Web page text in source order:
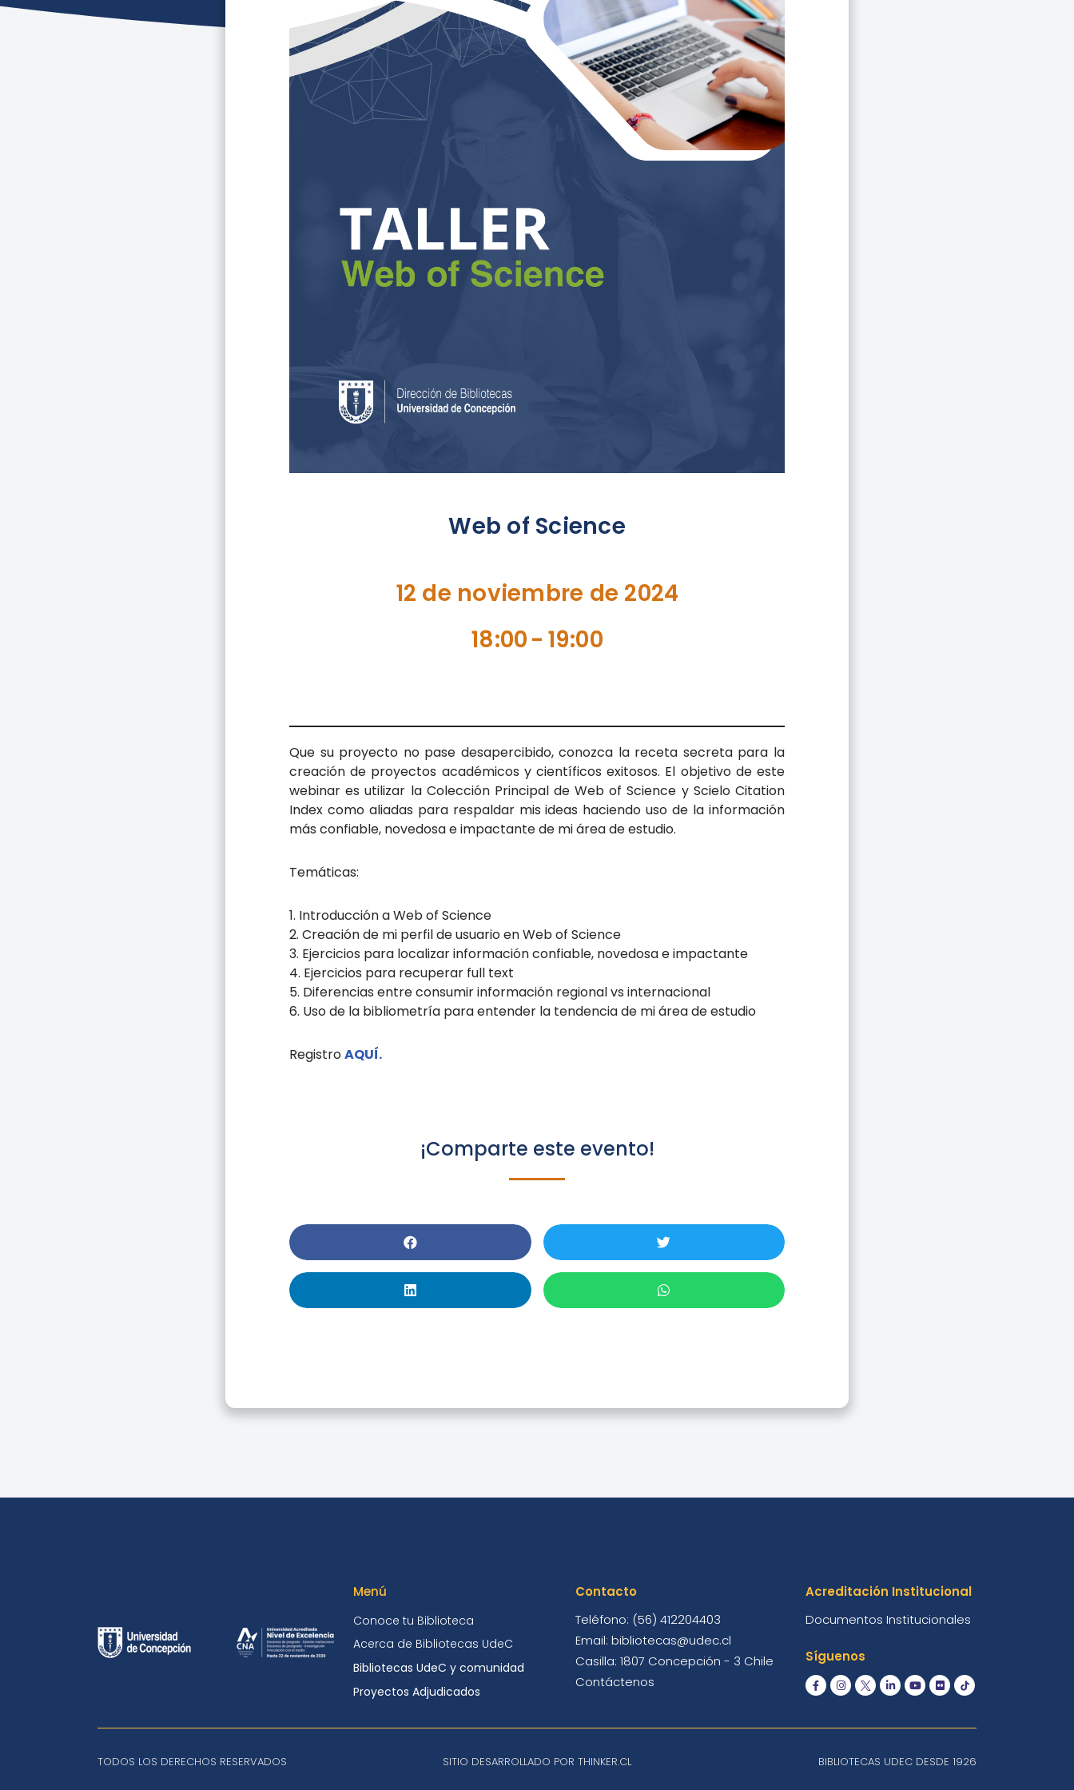
Web of Science
12 de noviembre de 2024
18:00- 19:00
Que su proyecto no pase desapercibido, conozca la receta secreta para la
creación de proyectos académicos y científicos exitosos. El objetivo de este
webinar es utilizar la Colección Principal de Web of Science y Scielo Citation
Index como aliadas para respaldar mis ideas haciendo uso de la información
más confiable, novedosa e impactante de mi área de estudio.
Temáticas:
1. Introducción a Web of Science
2. Creación de mi perfil de usuario en Web of Science
3. Ejercicios para localizar información confiable, novedosa e impactante
4. Ejercicios para recuperar full text
5. Diferencias entre consumir información regional vs internacional
6. Uso de la bibliometría para entender la tendencia de mi área de estudio
RegistroAQUÍ.
¡Comparte este evento!
Menú
Conoce tu Biblioteca
Acerca de Bibliotecas UdeC
Bibliotecas UdeC y comunidad
Proyectos Adjudicados
Contacto
Teléfono: (56) 412204403
Email: bibliotecas@udec.cl
Casilla: 1807 Concepción - 3 Chile
Contáctenos
Acreditación Institucional
Documentos Institucionales
Síguenos
TODOS LOS DERECHOS RESERVADOS SITIO DESARROLLADO POR THINKER.CL BIBLIOTECAS UDEC DESDE 1926